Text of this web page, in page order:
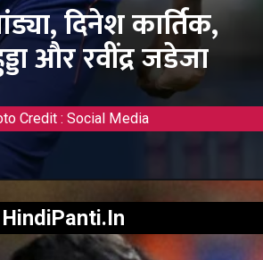
Credit : Social Media
दिनेश कार्तिक,
और रवींद्र जडेजा
HindiPanti.In